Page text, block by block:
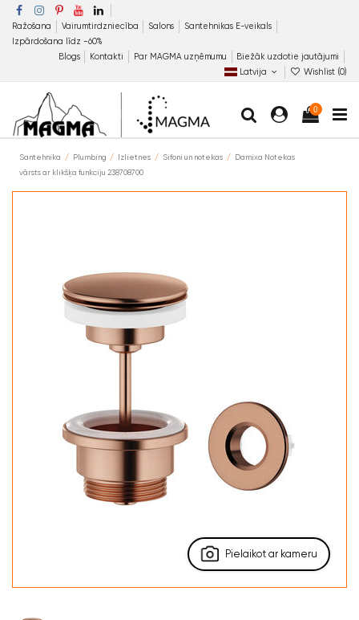
Ražošana Vairumtirdzniecība Salons
Santehnikas E-veikals
Izpārdošana līdz −60%
Blogs
Kontakti Par MAGMA uzņēmumu
Biežāk uzdotie jautājumi
Latvija
Wishlist (0)
0
Santehnika Plumbing Izlietnes Sifoni un notekas
Damixa Notekas
vārsts ar klikšķa funkciju 238708700
Pielaikot ar kameru